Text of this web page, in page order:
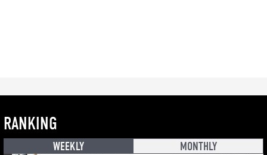
RANKING
WEEKLY MONTHLY